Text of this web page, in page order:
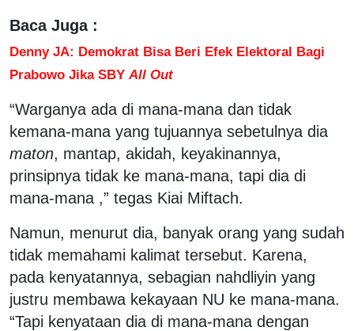
Baca Juga :
Denny JA: Demokrat Bisa Beri Efek Elektoral Bagi
Prabowo Jika SBY All Out
“Warganya ada di mana-mana dan tidak
kemana-mana yang tujuannya sebetulnya dia
maton, mantap, akidah, keyakinannya,
prinsipnya tidak ke mana-mana, tapi dia di
mana-mana ,” tegas Kiai Miftach.
Namun, menurut dia, banyak orang yang sudah
tidak memahami kalimat tersebut. Karena,
pada kenyatannya, sebagian nahdliyin yang
justru membawa kekayaan NU ke mana-mana.
“Tapi kenyataan dia di mana-mana dengan